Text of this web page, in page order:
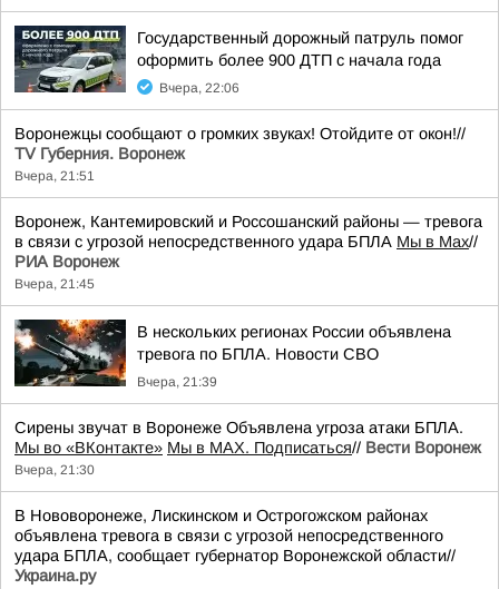
Государственный дорожный патруль помог
оформить более 900 ДТП с начала года
Вчера, 22:06
Воронежцы сообщают о громких звуках! Отойдите от окон!//
TV Губерния. Воронеж
Вчера, 21:51
Воронеж, Кантемировский и Россошанский районы — тревога
в связи с угрозой непосредственного удара БПЛА Мы в Мах//
РИА Воронеж
Вчера, 21:45
В нескольких регионах России объявлена
тревога по БПЛА. Новости СВО
Вчера, 21:39
Сирены звучат в Воронеже Объявлена угроза атаки БПЛА.
Мы во «ВКонтакте» Мы в MAX. Подписаться// Вести Воронеж
Вчера, 21:30
В Нововоронеже, Лискинском и Острогожском районах
объявлена тревога в связи с угрозой непосредственного
удара БПЛА, сообщает губернатор Воронежской области//
Украина.ру